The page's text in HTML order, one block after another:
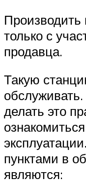
Производить
только с
продавца.
Такую
делать это
пунктами в
являются: